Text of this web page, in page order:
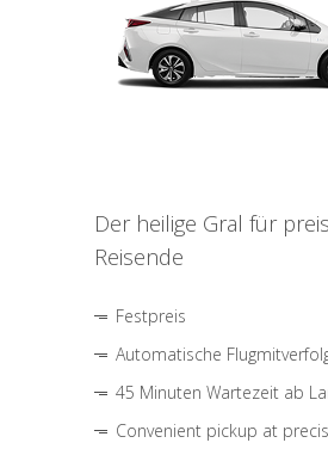
Der heilige Gral für
Reisende
Festpreis
Automatische
45 Minuten Wartezeit ab
Convenient pickup at